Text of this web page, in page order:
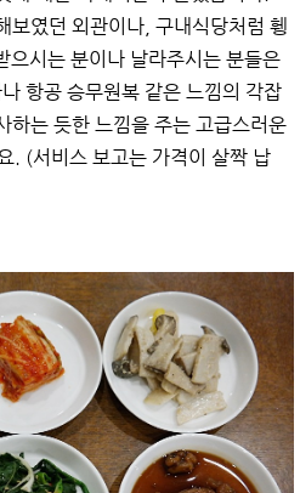
보였던 외관이나, 구내식당처럼 휑
으시는 분이나 날라주시는 분들은
항공 승무원복 같은 느낌의 각잡
하는 듯한 느낌을 주는 고급스러운
. (서비스 보고는 가격이 살짝 납